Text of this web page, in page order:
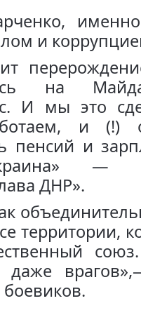
и
на
И мы это
и (!)
пенсий и
—
ДНР».
территории,